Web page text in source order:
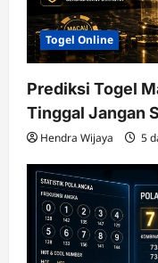
Togel Online
Prediksi Togel
Tinggal Jangan
Hendra Wijaya 5